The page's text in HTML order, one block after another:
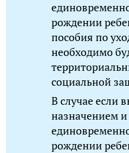
рождении
пособия по
необходимо
социальной
В случае если
назначением
рождении